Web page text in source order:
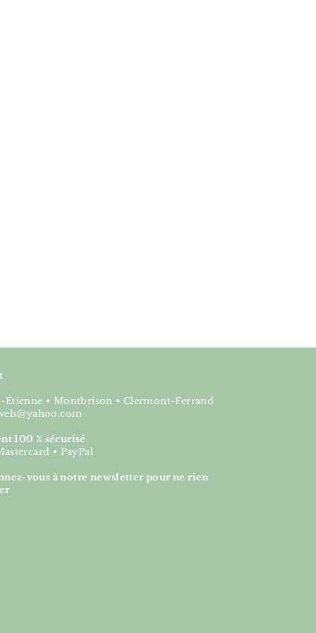
Étienne • Montbrison • Clermont-Ferrand
100 % sécurisé
• PayPal
vous à notre newsletter pour ne rien